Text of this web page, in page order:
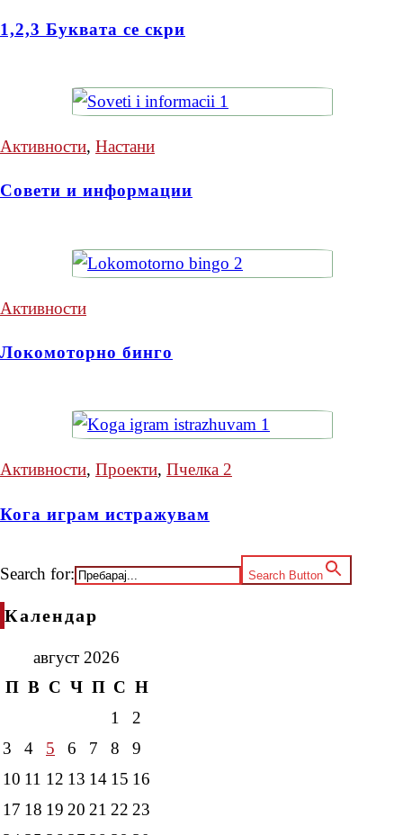
1,2,3 Буквата се скри
Активности, Настани
Совети и информации
Активности
Локомоторно бинго
Активности, Проекти, Пчелка 2
Кога играм истражувам
Search for: Search Button
Календар
август 2026
П В С Ч П С Н
1
2
3
4 5 6 7 8
9
10 11 12 13 14 15 16
17 18 19 20 21 22 23